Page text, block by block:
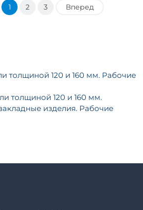
1 2 3 Вперед
толщиной 120 и 160 мм. Рабочие
толщиной 120 и 160 мм.
изделия. Рабочие